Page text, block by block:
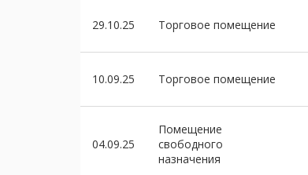
29.10.25 Торговое помещение
10.09.25 Торговое помещение
04.09.25
Помещение
свободного
назначения